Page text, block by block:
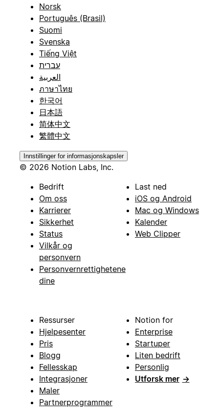
Norsk
Português (Brasil)
Suomi
Svenska
Tiếng Việt
עברית
العربية
ภาษาไทย
한국어
日本語
简体中文
繁體中文
Innstillinger for informasjonskapsler
© 2026 Notion Labs, Inc.
Bedrift
Om oss
Karrierer
Sikkerhet
Status
Vilkår og
personvern
Personvernrettighetene
dine
Last ned
iOS og Android
Mac og Windows
Kalender
Web Clipper
Ressurser
Hjelpesenter
Pris
Blogg
Fellesskap
Integrasjoner
Maler
Partnerprogrammer
Notion for
Enterprise
Startuper
Liten bedrift
Personlig
Utforsk mer →